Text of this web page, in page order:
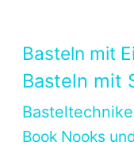
Basteln mit
Basteln mit
Book Nooks